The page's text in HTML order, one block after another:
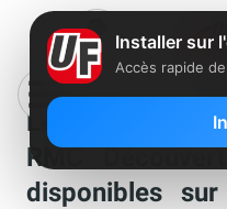
Les chaînes
RMC
disponibles
Installer sur
Accès rapide